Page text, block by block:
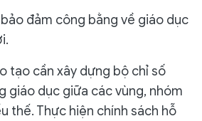
đảm công bằng về giáo dục
tạo cần xây dựng bộ chỉ số
giáo dục giữa các vùng, nhóm
thế. Thực hiện chính sách hỗ